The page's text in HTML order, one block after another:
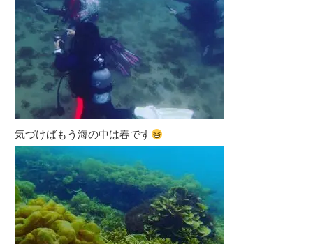
気づけばもう海の中は春です